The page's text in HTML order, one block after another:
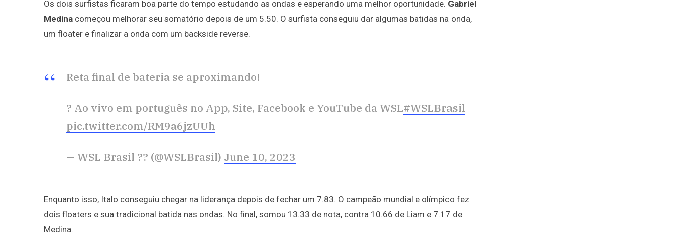
Os dois surfistas ficaram boa parte do tempo estudando as ondas e esperando uma melhor oportunidade. Gabriel
Medina começou melhorar seu somatório depois de um 5.50. O surfista conseguiu dar algumas batidas na onda,
um floater e finalizar a onda com um backside reverse.
Reta final de bateria se aproximando!
? Ao vivo em português no App, Site, Facebook e YouTube da WSL#WSLBrasil
pic.twitter.com/RM9a6jzUUh
— WSL Brasil ?? (@WSLBrasil) June 10, 2023
Enquanto isso, Italo conseguiu chegar na liderança depois de fechar um 7.83. O campeão mundial e olímpico fez
dois floaters e sua tradicional batida nas ondas. No final, somou 13.33 de nota, contra 10.66 de Liam e 7.17 de
Medina.